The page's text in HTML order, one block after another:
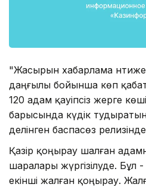
"Жасырын хабарлама
даңғылы бойынша көп
120 адам қауіпсіз жерге
барысында күдік
делінген баспасөз
Қазір қоңырау шалған
шаралары жүргізілуде. Бұл
екінші жалған қоңырау.